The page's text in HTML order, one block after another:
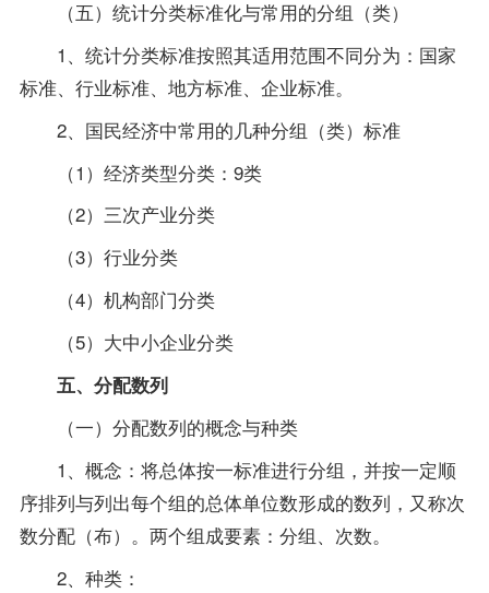
（五）统计分类标准化与常用的分组（类）
1、统计分类标准按照其适用范围不同分为：国家
标准、行业标准、地方标准、企业标准。
2、国民经济中常用的几种分组（类）标准
（1）经济类型分类：9类
（2）三次产业分类
（3）行业分类
（4）机构部门分类
（5）大中小企业分类
五、分配数列
（一）分配数列的概念与种类
1、概念：将总体按一标准进行分组，并按一定顺
序排列与列出每个组的总体单位数形成的数列，又称次
数分配（布）。两个组成要素：分组、次数。
2、种类：